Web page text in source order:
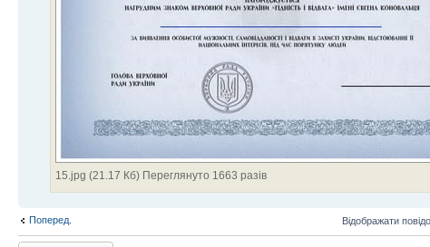
15.jpg (21.17 Кб) Переглянуто 1663 разів
Поперед. Відображати